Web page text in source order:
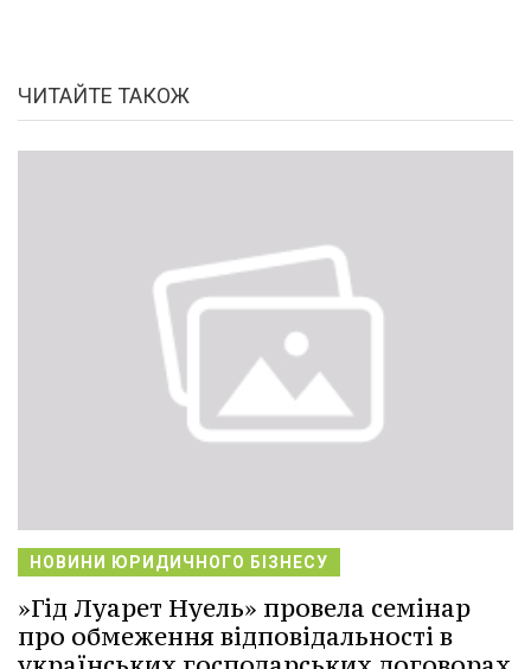
ЧИТАЙТЕ ТАКОЖ
НОВИНИ ЮРИДИЧНОГО БІЗНЕСУ
»Гід Луарет Нуель» провела семінар
про обмеження відповідальності в